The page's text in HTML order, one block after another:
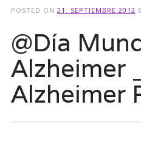
POSTED ON 21. SEPTIEMBRE 2012
@Día
Alzheimer
Alzheimer